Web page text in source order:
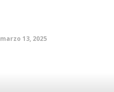
marzo 13, 2025